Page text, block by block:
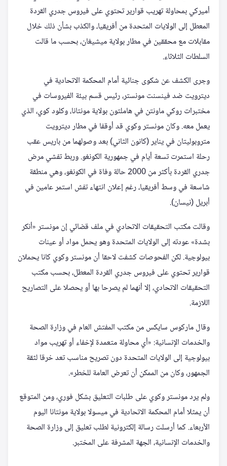
أميركي بمحاولة تهريب قوارير تحتوي على فيروس جدري القردة
المعطل إلى الولايات المتحدة من أفريقيا، والكذب بشأن ذلك خلال
مقابلات مع محققين في مطار بولاية ميشيغان، بحسب ما قالت
السلطات الثلاثاء.
وجرى الكشف عن شكوى جنائية أمام المحكمة الاتحادية في
ديترويت ضد فينسنت مونستر، رئيس قسم بيئة الفيروسات في
مختبرات روكي ماونتن في هاملتون بولاية مونتانا، وكلود كوي، الذي
يعمل معه. وكان مونستر وكوي قد أوقفا في مطار ديترويت
متروبوليتان في يناير (كانون الثاني) بعد وصولهما من باريس عقب
رحلة استمرت تسعة أيام في جمهورية الكونغو. وربط تفشي مرض
جدري القردة بأكثر من 2000 حالة وفاة في الكونغو، وهي منطقة
شاسعة في وسط أفريقيا، رغم إعلان انتهاء تفش استمر عامين في
أبريل (نيسان).
وقالت مكتب التحقيقات الاتحادي في ملف قضائي إن مونستر «أنكر
بشدة» عودته إلى الولايات المتحدة وهو يحمل مواد أو عينات
بيولوجية. لكن الفحوصات كشفت لاحقا أن مونستر وكوي كانا يحملان
قوارير تحتوي على فيروس جدري القردة المعطل، بحسب مكتب
التحقيقات الاتحادي، إلا أنهما لم يصرحا بها أو يحصلا على التصاريح
اللازمة.
وقال ماركوس سايكس من مكتب المفتش العام في وزارة الصحة
والخدمات الإنسانية: «أي محاولة متعمدة لإخفاء أو تهريب مواد
بيولوجية إلى الولايات المتحدة دون تصريح مناسب تعد خرقا لثقة
الجمهور، وكان من الممكن أن تعرض العامة للخطر».
ولم يرد مونستر وكوي على طلبات التعليق بشكل فوري، ومن المتوقع
أن يمثلا أمام المحكمة الاتحادية في ميسولا بولاية مونتانا اليوم
الأربعاء. كما أرسلت رسالة إلكترونية لطلب تعليق إلى وزارة الصحة
والخدمات الإنسانية، الجهة المشرفة على المختبر.